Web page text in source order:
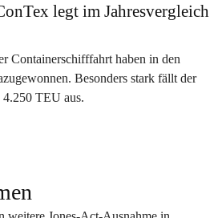
legt im Jahresvergleich
Containerschifffahrt haben in den
Besonders stark fällt der
TEU aus.